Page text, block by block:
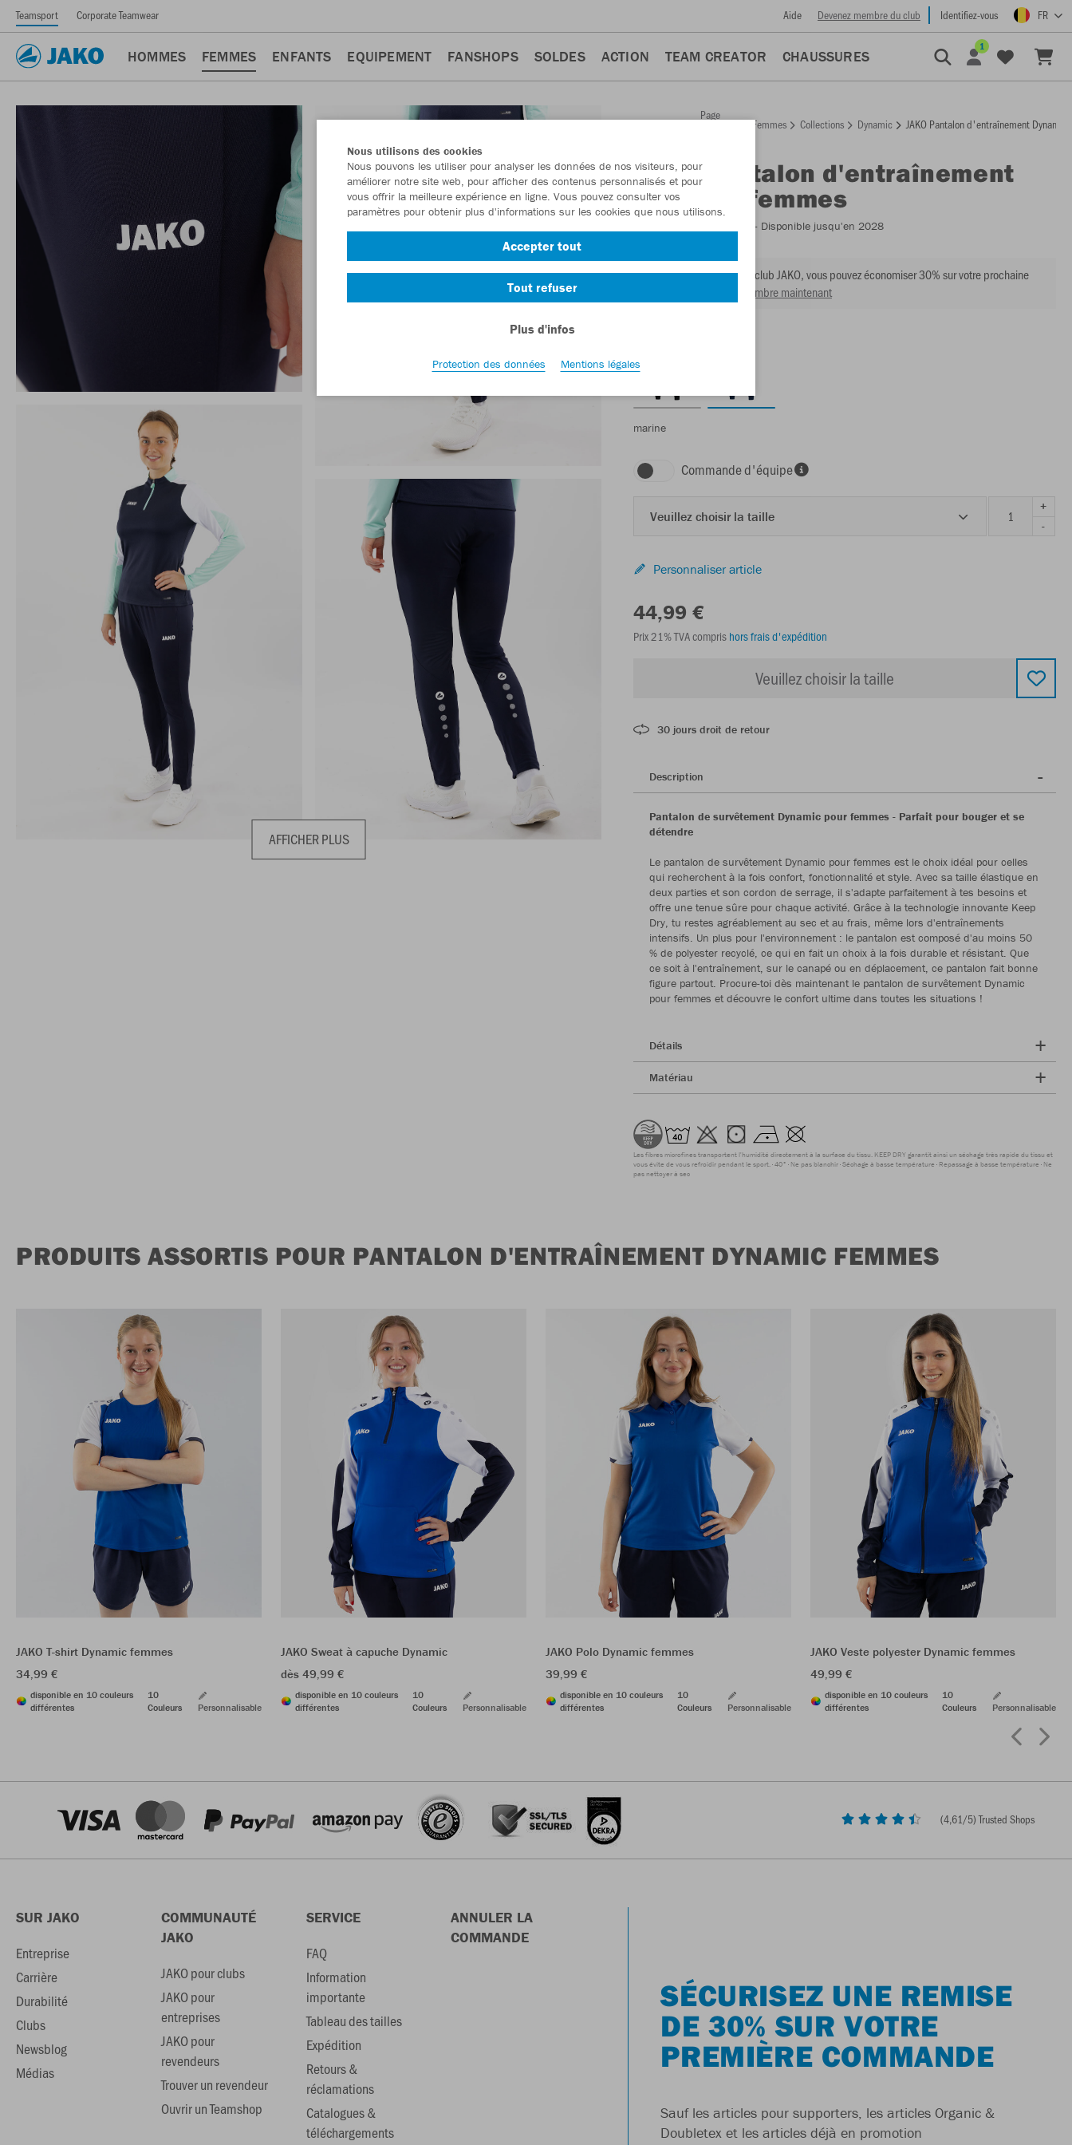
Teamsport Corporate Teamwear Aide Devenez membre du club Identifiez-vous FR
HOMMES FEMMES ENFANTS EQUIPEMENT FANSHOPS SOLDES ACTION TEAM CREATOR CHAUSSURES
1
AFFICHER PLUS
Retour
Page
Femmes Collections Dynamic JAKO Pantalon d'entraînement Dynamic
JAKO Pantalon d'entraînement
Dynamic femmes
- Disponible jusqu'en 2028
En tant que membre du club JAKO, vous pouvez économiser 30% sur votre prochaine
Devenir membre maintenant
marine
Commande d'équipe
Veuillez choisir la taille
+
-
Personnaliser article
44,99 €
Prix 21% TVA compris hors frais d'expédition
Veuillez choisir la taille
30 jours droit de retour
Description
Pantalon de survêtement Dynamic pour femmes - Parfait pour bouger et se
détendre
Le pantalon de survêtement Dynamic pour femmes est le choix idéal pour celles
qui recherchent à la fois confort, fonctionnalité et style. Avec sa taille élastique en
deux parties et son cordon de serrage, il s'adapte parfaitement à tes besoins et
offre une tenue sûre pour chaque activité. Grâce à la technologie innovante Keep
Dry, tu restes agréablement au sec et au frais, même lors d'entraînements
intensifs. Un plus pour l'environnement : le pantalon est composé d'au moins 50
% de polyester recyclé, ce qui en fait un choix à la fois durable et résistant. Que
ce soit à l'entraînement, sur le canapé ou en déplacement, ce pantalon fait bonne
figure partout. Procure-toi dès maintenant le pantalon de survêtement Dynamic
pour femmes et découvre le confort ultime dans toutes les situations !
Détails
Matériau
Les fibres microfines transportent l'humidité directement à la surface du tissu. KEEP DRY garantit ainsi un séchage très rapide du tissu et
vous évite de vous refroidir pendant le sport. 40° Ne pas blanchir Séchage à basse température Repassage à basse température Ne
pas nettoyer à sec
PRODUITS ASSORTIS POUR PANTALON D'ENTRAÎNEMENT DYNAMIC FEMMES
JAKO T-shirt Dynamic femmes
34,99 €
disponible en 10 couleurs
différentes
10
Couleurs
Personnalisable
JAKO Sweat à capuche Dynamic
dès 49,99 €
disponible en 10 couleurs
différentes
10
Couleurs
Personnalisable
JAKO Polo Dynamic femmes
39,99 €
disponible en 10 couleurs
différentes
10
Couleurs
Personnalisable
JAKO Veste polyester Dynamic femmes
49,99 €
disponible en 10 couleurs
différentes
10
Couleurs
Personnalisable
(4,61/5) Trusted Shops
SUR JAKO
Entreprise
Carrière
Durabilité
Clubs
Newsblog
Médias
COMMUNAUTÉ
JAKO
JAKO pour clubs
JAKO pour
entreprises
JAKO pour
revendeurs
Trouver un revendeur
Ouvrir un Teamshop
SERVICE
FAQ
Information
importante
Tableau des tailles
Expédition
Retours &
réclamations
Catalogues &
téléchargements
ANNULER LA
COMMANDE
SÉCURISEZ UNE REMISE
DE 30% SUR VOTRE
PREMIÈRE COMMANDE
Sauf les articles pour supporters, les articles Organic &
Doubletex et les articles déjà en promotion
Nous utilisons des cookies
Nous pouvons les utiliser pour analyser les données de nos visiteurs, pour
améliorer notre site web, pour afficher des contenus personnalisés et pour
vous offrir la meilleure expérience en ligne. Vous pouvez consulter vos
paramètres pour obtenir plus d'informations sur les cookies que nous utilisons.
Accepter tout
Tout refuser
Plus d'infos
Protection des données Mentions légales